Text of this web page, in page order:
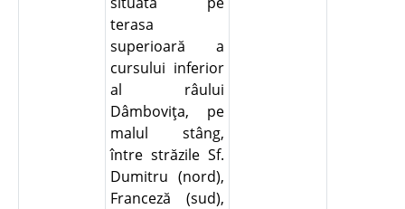
terasa
superioară a
cursului inferior
al râului
Dâmboviţa, pe
malul stâng,
între străzile Sf.
Dumitru (nord),
Franceză (sud),